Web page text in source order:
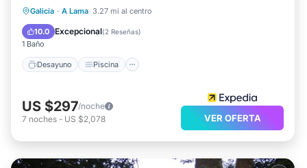
Galicia · A Lama 3.27 mi al centro
10.0 Excepcional(2 Reseñas)
1 Baño
Desayuno Piscina
Desayuno Piscina
Balcón/Terraza
US $297/noche
7 noches - US $2,078 VER OFERTA